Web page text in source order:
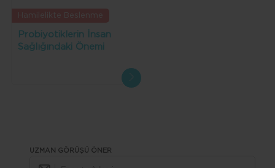
Probiyotiklerin İnsan
Sağlığındaki Önemi
UZMAN GÖRÜŞÜ ÖNER